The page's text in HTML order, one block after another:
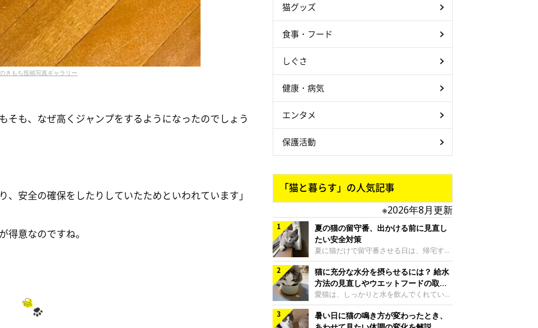
きもち投稿写真ギャラリー
も、なぜ高くジャンプをするようになったのでしょう
安全の確保をしたりしていたためといわれています」
意なのですね。
猫グッズ
食事・フード
しぐさ
健康・病気
エンタメ
保護活動
「猫と暮らす」の人気記事
※2026年8月更新
夏の猫の留守番、出かける前に見直し
たい安全対策
夏に猫だけで留守番させる日は、帰宅する
まで部屋が暑くなりすぎないか、水は足り
るかと気になる飼い主さんもいるでしょ
う。家の中なら安全と思っていても、日中
は室温が急に上がることがあります。留守
中の暑さから猫を守るために準備したいこ
とや、帰宅後に見たいサインなどについ
猫に充分な水分を摂らせるには？ 給水
方法の見直しやウエットフードの取り
入れ方を解説
愛猫は、しっかりと水を飲んでくれていま
すか？ 夏場はエアコンで室内が涼しいこ
ともあり、猫があまり水を飲まないこと
暑い日に猫の鳴き方が変わったとき、